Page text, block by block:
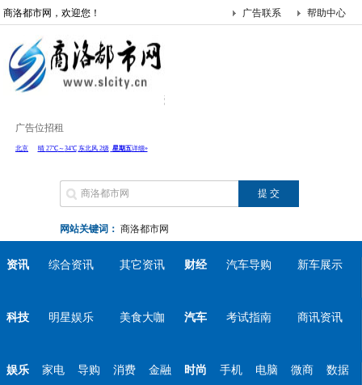
商洛都市网，欢迎您！ 帮助中心
广告联系
广告位招租
网站关键词： 商洛都市网
资讯 综合资讯 其它资讯 财经 汽车导购 新车展示
科技 明星娱乐 美食大咖 汽车 考试指南 商讯资讯
娱乐 家电 导购 消费 金融 时尚 手机 电脑 微商 数据